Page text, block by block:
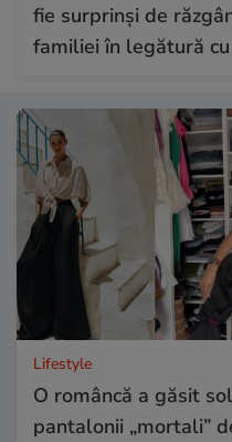
fie surprinși de
familiei în legătură
Lifestyle
O româncă a găsit
pantalonii „mortali”